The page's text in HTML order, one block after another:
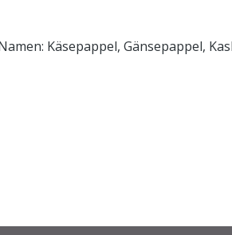
Käsepappel, Gänsepappel,